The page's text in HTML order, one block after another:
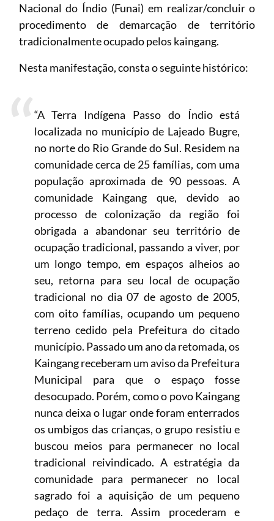
Nacional do Índio (Funai) em realizar/concluir o
procedimento de demarcação de território
tradicionalmente ocupado pelos kaingang.
Nesta manifestação, consta o seguinte histórico:
“A Terra Indígena Passo do Índio está
localizada no município de Lajeado Bugre,
no norte do Rio Grande do Sul. Residem na
comunidade cerca de 25 famílias, com uma
população aproximada de 90 pessoas. A
comunidade Kaingang que, devido ao
processo de colonização da região foi
obrigada a abandonar seu território de
ocupação tradicional, passando a viver, por
um longo tempo, em espaços alheios ao
seu, retorna para seu local de ocupação
tradicional no dia 07 de agosto de 2005,
com oito famílias, ocupando um pequeno
terreno cedido pela Prefeitura do citado
município. Passado um ano da retomada, os
Kaingang receberam um aviso da Prefeitura
Municipal para que o espaço fosse
desocupado. Porém, como o povo Kaingang
nunca deixa o lugar onde foram enterrados
os umbigos das crianças, o grupo resistiu e
buscou meios para permanecer no local
tradicional reivindicado. A estratégia da
comunidade para permanecer no local
sagrado foi a aquisição de um pequeno
pedaço de terra. Assim procederam e